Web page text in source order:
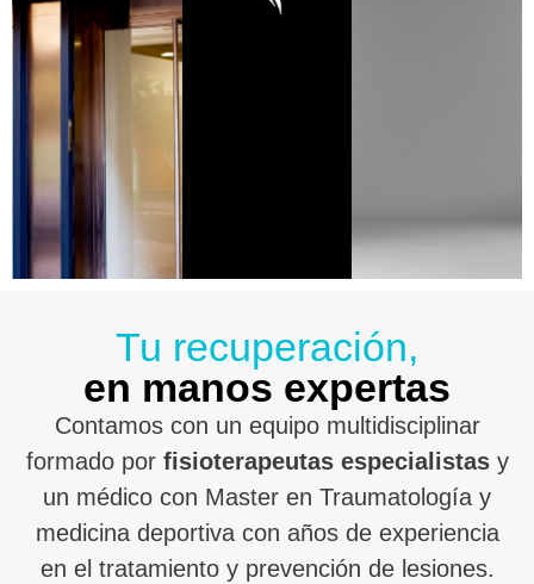
Tu recuperación,
en manos expertas
Contamos con un equipo multidisciplinar
formado por fisioterapeutas especialistasy
un médico con Master en Traumatología y
medicina deportiva con años de experiencia
en el tratamiento y prevención de lesiones.